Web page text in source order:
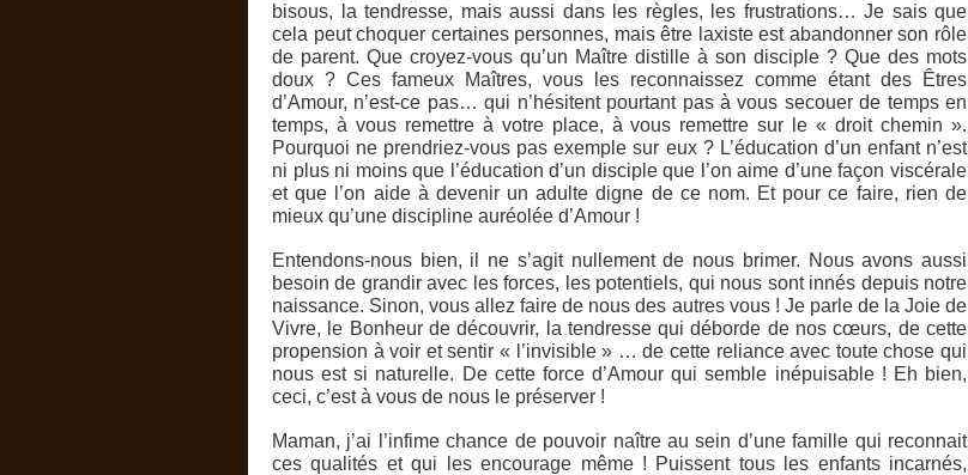
bisous, la tendresse, mais aussi dans les règles, les frustrations… Je sais que
cela peut choquer certaines personnes, mais être laxiste est abandonner son rôle
de parent. Que croyez-vous qu’un Maître distille à son disciple ? Que des mots
doux ? Ces fameux Maîtres, vous les reconnaissez comme étant des Êtres
d’Amour, n’est-ce pas… qui n’hésitent pourtant pas à vous secouer de temps en
temps, à vous remettre à votre place, à vous remettre sur le « droit chemin ».
Pourquoi ne prendriez-vous pas exemple sur eux ? L’éducation d’un enfant n’est
ni plus ni moins que l’éducation d’un disciple que l’on aime d’une façon viscérale
et que l’on aide à devenir un adulte digne de ce nom. Et pour ce faire, rien de
mieux qu’une discipline auréolée d’Amour !
Entendons-nous bien, il ne s’agit nullement de nous brimer. Nous avons aussi
besoin de grandir avec les forces, les potentiels, qui nous sont innés depuis notre
naissance. Sinon, vous allez faire de nous des autres vous ! Je parle de la Joie de
Vivre, le Bonheur de découvrir, la tendresse qui déborde de nos cœurs, de cette
propension à voir et sentir « l’invisible » … de cette reliance avec toute chose qui
nous est si naturelle. De cette force d’Amour qui semble inépuisable ! Eh bien,
ceci, c’est à vous de nous le préserver !
Maman, j’ai l’infime chance de pouvoir naître au sein d’une famille qui reconnait
ces qualités et qui les encourage même ! Puissent tous les enfants incarnés,